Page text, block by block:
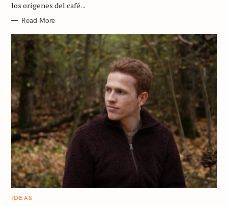
E
los orígenes del café. ..
Read More
C
IDEAS
S
e
a
c
h
o
r
: